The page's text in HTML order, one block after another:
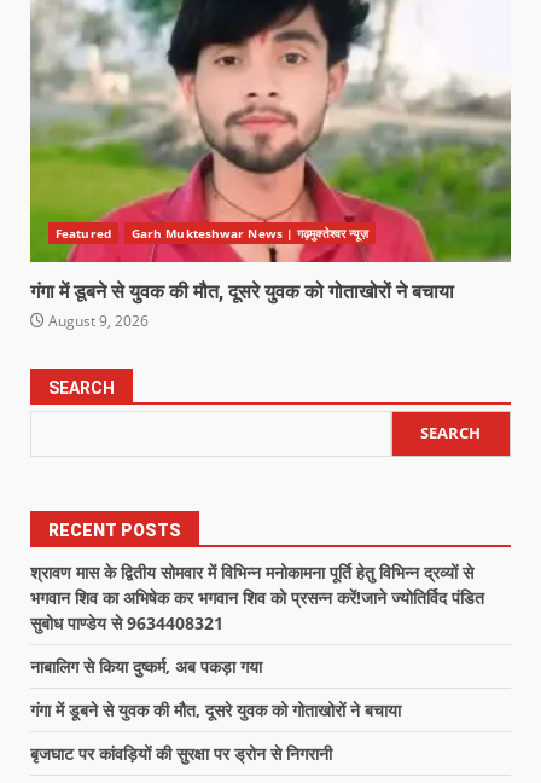
Featured Garh Mukteshwar News | गढ़मुक्तेश्वर न्यूज़
गंगा में डूबने से युवक की मौत, दूसरे युवक को गोताखोरों ने बचाया
August 9, 2026
SEARCH
SEARCH
RECENT POSTS
श्रावण मास के द्वितीय सोमवार में विभिन्न मनोकामना पूर्ति हेतु विभिन्न द्रव्यों से
भगवान शिव का अभिषेक कर भगवान शिव को प्रसन्न करें!जाने ज्योतिर्विद पंडित
सुबोध पाण्डेय से 9634408321
नाबालिग से किया दुष्कर्म, अब पकड़ा गया
गंगा में डूबने से युवक की मौत, दूसरे युवक को गोताखोरों ने बचाया
बृजघाट पर कांवड़ियों की सुरक्षा पर ड्रोन से निगरानी